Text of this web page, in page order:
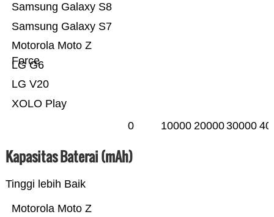
XOLO Play
LG V20
LG G6
Motorola Moto Z
Force
Samsung Galaxy S7
Samsung Galaxy S8
0 10000 2000030000
Kapasitas Baterai (mAh)
Tinggi lebih Baik
Motorola Moto Z